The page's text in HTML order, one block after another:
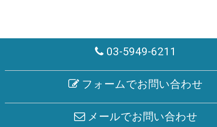
03-5949-6211
フォームでお問い合わせ
メールでお問い合わせ